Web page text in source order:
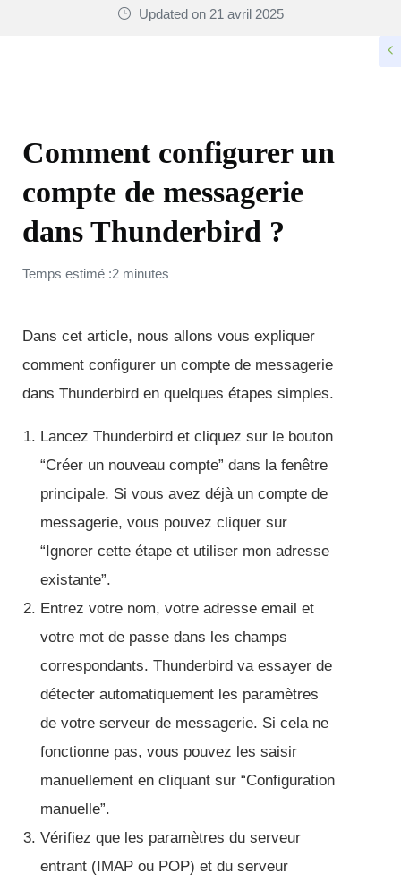
Updated on 21 avril 2025
Comment configurer un
compte de messagerie
dans Thunderbird ?
Temps estimé :2 minutes
Dans cet article, nous allons vous expliquer
comment configurer un compte de messagerie
dans Thunderbird en quelques étapes simples.
Lancez Thunderbird et cliquez sur le bouton
“Créer un nouveau compte” dans la fenêtre
principale. Si vous avez déjà un compte de
messagerie, vous pouvez cliquer sur
“Ignorer cette étape et utiliser mon adresse
existante”.
Entrez votre nom, votre adresse email et
votre mot de passe dans les champs
correspondants. Thunderbird va essayer de
détecter automatiquement les paramètres
de votre serveur de messagerie. Si cela ne
fonctionne pas, vous pouvez les saisir
manuellement en cliquant sur “Configuration
manuelle”.
Vérifiez que les paramètres du serveur
entrant (IMAP ou POP) et du serveur